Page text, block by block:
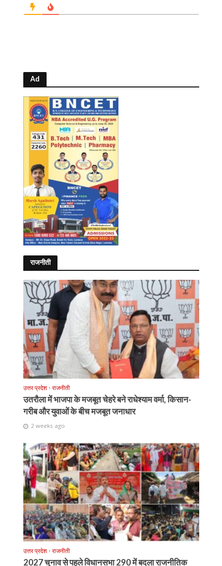
Ad
राजनीती
उत्तर प्रदेश • राजनीती
उतरौला में भाजपा के मजबूत चेहरे बने राधेश्याम वर्मा, किसान-
गरीब और युवाओं के बीच मजबूत जनाधार
2 weeks ago
उत्तर प्रदेश • राजनीती
2027 चुनाव से पहले विधानसभा 290 में बदला राजनीतिक